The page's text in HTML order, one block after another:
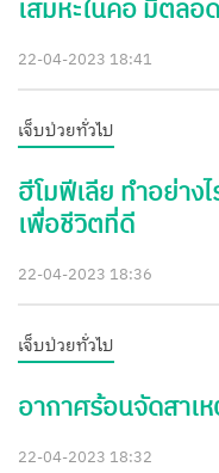
เสมหะในคอ มีตล
22-04-2023 18:41
เจ็บป่วยทั่วไป
ฮีโมฟีเลีย ทำอย่า
เพื่อชีวิตที่ดี
22-04-2023 18:36
เจ็บป่วยทั่วไป
อากาศร้อนจัดสาเห
22-04-2023 18:32